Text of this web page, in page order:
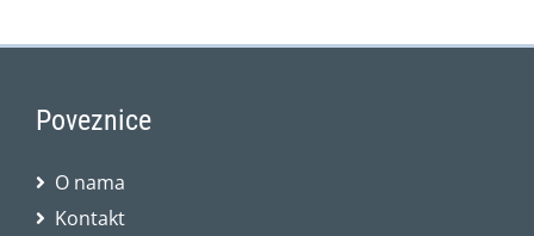
Poveznice
O nama
Kontakt